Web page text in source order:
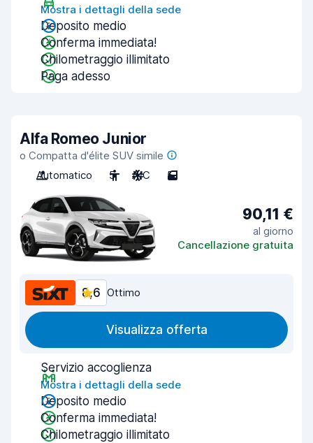
Mostra i dettagli della sede
Deposito medio
Conferma immediata!
Chilometraggio illimitato
Paga adesso
Alfa Romeo Junior
o Compatta d'élite SUV simile
Automatico
5 A/C 5
90,11 €
al giorno
Cancellazione gratuita
8,6 Ottimo
Visualizza offerta
Servizio accoglienza
Mostra i dettagli della sede
Deposito medio
Conferma immediata!
Chilometraggio illimitato